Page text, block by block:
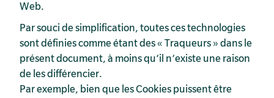
Web.
Par souci de simplification, toutes ces technologies
sont définies comme étant des « Traqueurs » dans le
présent document, à moins qu’il n’existe une raison
de les différencier.
Par exemple, bien que les Cookies puissent être